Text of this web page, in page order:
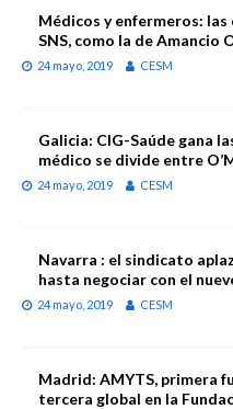
Médicos y enfermeros:
SNS, como la de Amancio
24 mayo, 2019 CESM
Galicia: CIG-Saúde gana
médico se divide entre
24 mayo, 2019 CESM
Navarra : el sindicato
hasta negociar con el
24 mayo, 2019 CESM
Madrid: AMYTS, primera
tercera global en la